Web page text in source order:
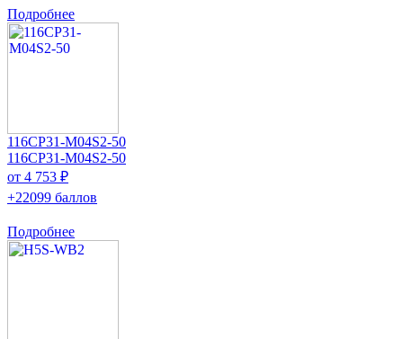
Подробнее
116CP31-M04S2-50
116CP31-M04S2-50
от 4 753 ₽
+22099 баллов
Подробнее